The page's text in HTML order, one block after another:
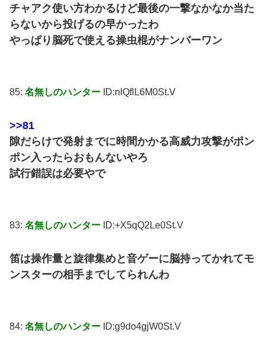
チャアク使い方わかるけど最後の一撃なかなか当た
らないから投げるの早かったわ
やっぱり脳死で使える操虫棍がナンバーワン
85: 名無しのハンター ID:nIQflL6M0St.V
>>81
隙だらけで発射までに時間かかる高威力攻撃がポン
ポン入ったらおもんないやろ
試行錯誤は必要やで
83: 名無しのハンター ID:+X5qQ2Le0St.V
笛は操作量と旋律集めと音ゲーに脳持ってかれてモ
ンスターの相手までしてられんわ
84: 名無しのハンター ID:g9do4gjW0St.V